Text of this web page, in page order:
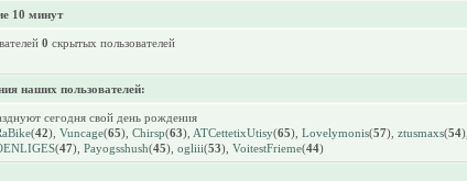
10 минут
0 скрытых пользователей
наших пользователей:
сегодня свой день рождения
(42), Vuncage(65), Chirsp(63), ATCettetixUtisy(65), Lovelymonis(57), ztusmaxs(54),
(47), Payogsshush(45), ogliii(53), VoitestFrieme(44)